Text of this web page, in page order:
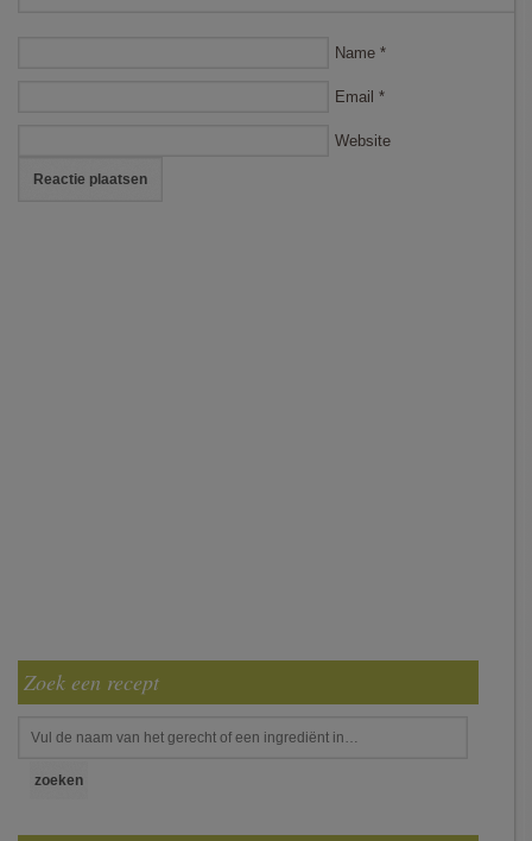
Name *
Email *
Website
Zoek een recept